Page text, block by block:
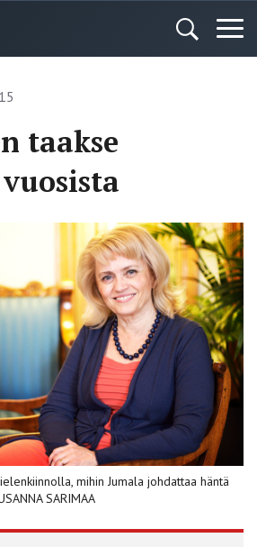
taakse
mihin Jumala johdattaa häntä
SARIMAA